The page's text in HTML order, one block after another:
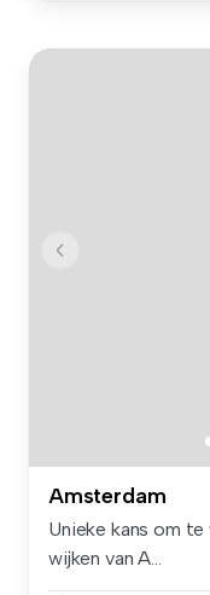
Amsterdam
Unieke kans om
wijken van A...